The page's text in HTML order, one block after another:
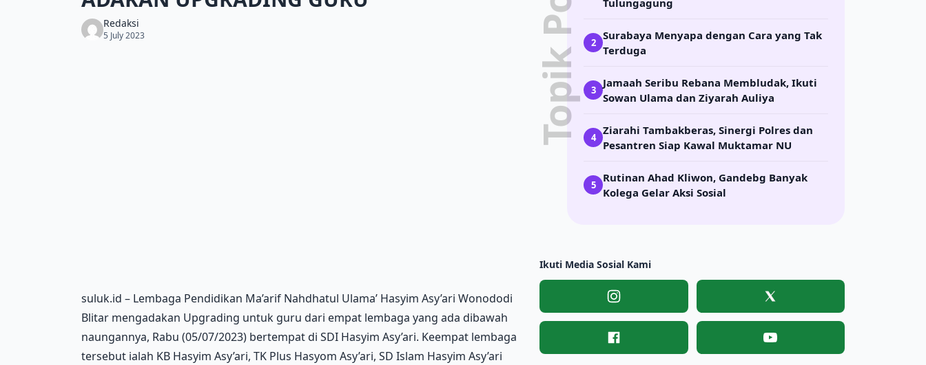
Redaksi
5 July 2023
suluk.id – Lembaga Pendidikan Ma’arif Nahdhatul Ulama’ Hasyim Asy’ari Wonododi
Blitar mengadakan Upgrading untuk guru dari empat lembaga yang ada dibawah
naungannya, Rabu (05/07/2023) bertempat di SDI Hasyim Asy’ari. Keempat lembaga
tersebut ialah KB Hasyim Asy’ari, TK Plus Hasyom Asy’ari, SD Islam Hasyim Asy’ari
Tulungagung
2
Surabaya Menyapa dengan Cara yang Tak
Terduga
3
Jamaah Seribu Rebana Membludak, Ikuti
Sowan Ulama dan Ziyarah Auliya
4
Ziarahi Tambakberas, Sinergi Polres dan
Pesantren Siap Kawal Muktamar NU
5
Rutinan Ahad Kliwon, Gandebg Banyak
Kolega Gelar Aksi Sosial
Ikuti Media Sosial Kami
Instagram X
Facebook YouTube